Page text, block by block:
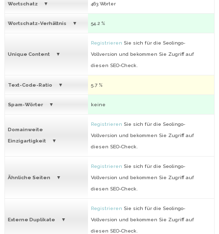
Wortschatz 463 Wörter
Wortschatz-Verhältnis 54.2 %
Unique Content
Registrieren Sie sich für die Seolingo-
Vollversion und bekommen Sie Zugriff auf
diesen SEO-Check.
Text-Code-Ratio 5.7 %
Spam-Wörter keine
Domainweite
Einzigartigkeit
Registrieren Sie sich für die Seolingo-
Vollversion und bekommen Sie Zugriff auf
diesen SEO-Check.
Ähnliche Seiten
Registrieren Sie sich für die Seolingo-
Vollversion und bekommen Sie Zugriff auf
diesen SEO-Check.
Externe Duplikate
Registrieren Sie sich für die Seolingo-
Vollversion und bekommen Sie Zugriff auf
diesen SEO-Check.